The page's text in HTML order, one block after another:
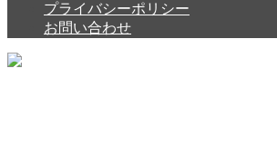
プライバシーポリシー
お問い合わせ